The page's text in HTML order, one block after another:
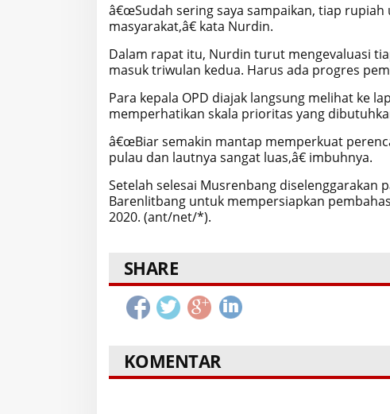
â€œSudah sering saya sampaikan, tiap
masyarakat,â€ kata Nurdin.
Dalam rapat itu, Nurdin turut mengevaluasi
masuk triwulan kedua. Harus ada progres
Para kepala OPD diajak langsung melihat ke
memperhatikan skala prioritas yang
â€œBiar semakin mantap memperkuat
pulau dan lautnya sangat luas,â€ imbuhnya.
Setelah selesai Musrenbang diselenggarakan
Barenlitbang untuk mempersiapkan
2020. (ant/net/*).
SHARE
KOMENTAR